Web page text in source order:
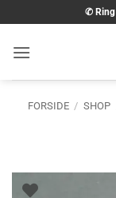
til
indhold
✆ Ring
FORSIDE / SHOP